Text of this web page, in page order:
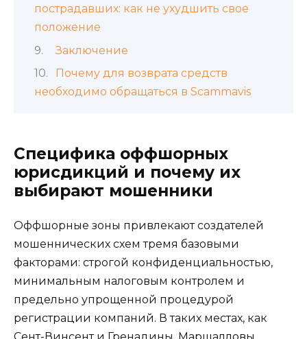
пострадавших: как не ухудшить свое
положение
Заключение
Почему для возврата средств
необходимо обращаться в Scammavis
Специфика оффшорных
юрисдикций и почему их
выбирают мошенники
Оффшорные зоны привлекают создателей
мошеннических схем тремя базовыми
факторами: строгой конфиденциальностью,
минимальным налоговым контролем и
предельно упрощенной процедурой
регистрации компаний. В таких местах, как